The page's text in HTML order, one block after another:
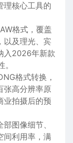
理核心工具的
格式，覆盖
以及理光、宾
入2026年新款
格式转换‌，
张高分辨率原
业拍摄后的预
图像细节、
间利用率，满